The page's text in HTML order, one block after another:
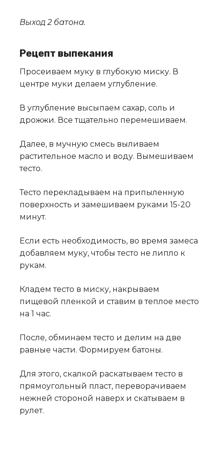
Выход 2 батона.
Рецепт выпекания
Просеиваем муку в глубокую миску. В
центре муки делаем углубление.
В углубление высыпаем сахар, соль и
дрожжи. Все тщательно перемешиваем.
Далее, в мучную смесь выливаем
растительное масло и воду. Вымешиваем
тесто.
Тесто перекладываем на припыленную
поверхность и замешиваем руками 15-20
минут.
Если есть необходимость, во время замеса
добавляем муку, чтобы тесто не липло к
рукам.
Кладем тесто в миску, накрываем
пищевой пленкой и ставим в теплое место
на 1 час.
После, обминаем тесто и делим на две
равные части. Формируем батоны.
Для этого, скалкой раскатываем тесто в
прямоугольный пласт, переворачиваем
нежней стороной наверх и скатываем в
рулет.